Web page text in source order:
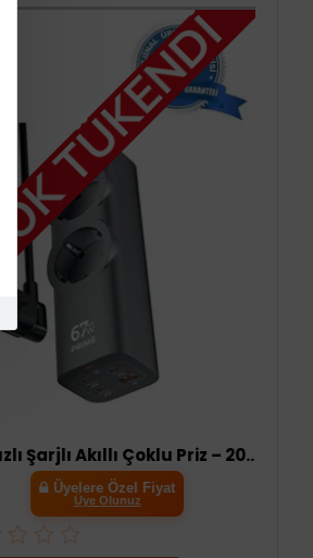
STOK TÜKENDİ
67w Hızlı Şarjlı Akıllı Çoklu Priz – 2000w Güç, 2 Usb-c + 2 Usb-a Çıkışlı, Telefon & Laptop Uyumlu
Üyelere Özel Fiyat
Üye Olunuz